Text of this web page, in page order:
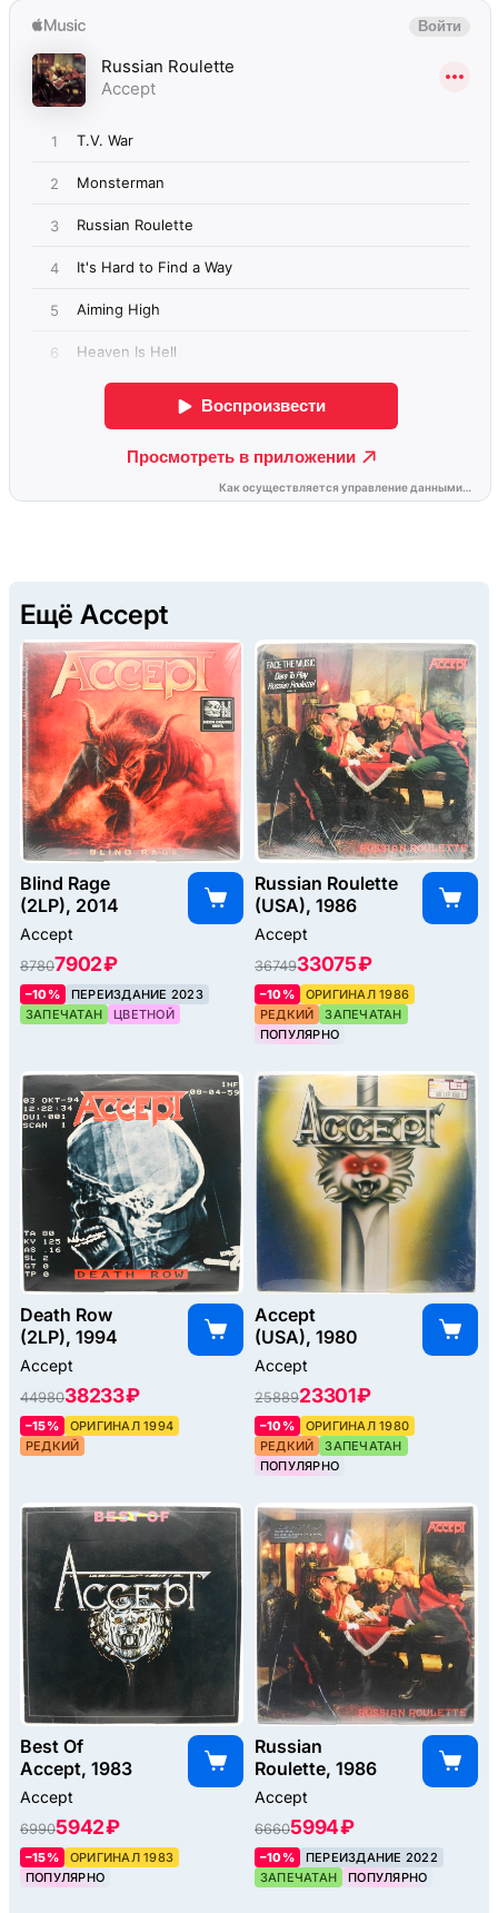
Ещё Accept
Blind Rage
(2LP), 2014
Accept
87807902 ₽
–10%
ПЕРЕИЗДАНИЕ 2023
ЗАПЕЧАТАН
ЦВЕТНОЙ
Russian Roulette
(USA), 1986
Accept
3674933075 ₽
–10%
ОРИГИНАЛ 1986
РЕДКИЙ
ЗАПЕЧАТАН
ПОПУЛЯРНО
Death Row
(2LP), 1994
Accept
4498038233 ₽
–15%
ОРИГИНАЛ 1994
РЕДКИЙ
Accept
(USA), 1980
Accept
2588923301 ₽
–10%
ОРИГИНАЛ 1980
РЕДКИЙ
ЗАПЕЧАТАН
ПОПУЛЯРНО
Best Of
Accept, 1983
Accept
69905942 ₽
–15%
ОРИГИНАЛ 1983
ПОПУЛЯРНО
Russian
Roulette, 1986
Accept
66605994 ₽
–10%
ПЕРЕИЗДАНИЕ 2022
ЗАПЕЧАТАН
ПОПУЛЯРНО